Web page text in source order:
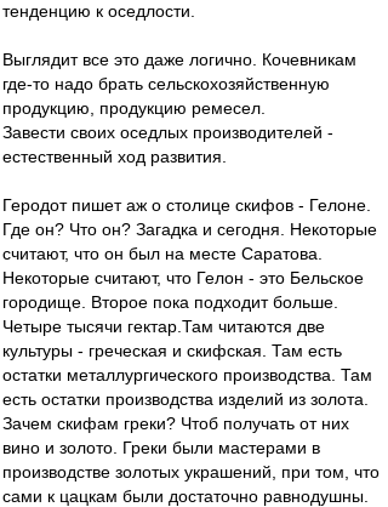
тенденцию к оседлости.
Выглядит все это даже логично. Кочевникам
где-то надо брать сельскохозяйственную
продукцию, продукцию ремесел.
Завести своих оседлых производителей -
естественный ход развития.
Геродот пишет аж о столице скифов - Гелоне.
Где он? Что он? Загадка и сегодня. Некоторые
считают, что он был на месте Саратова.
Некоторые считают, что Гелон - это Бельское
городище. Второе пока подходит больше.
Четыре тысячи гектар.Там читаются две
культуры - греческая и скифская. Там есть
остатки металлургического производства. Там
есть остатки производства изделий из золота.
Зачем скифам греки? Чтоб получать от них
вино и золото. Греки были мастерами в
производстве золотых украшений, при том, что
сами к цацкам были достаточно равнодушны.